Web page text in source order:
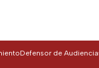
Defensor de